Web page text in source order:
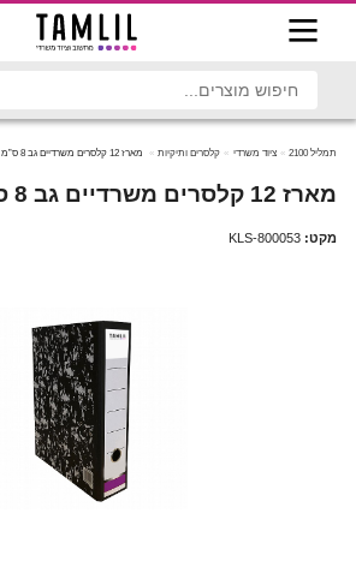
תמליל 2100 ציוד משרדי קלסרים ותיקיות מארז 12 קלסרים משרדיים גב 8 ס”מ מנומר
מארז 12 קלסרים משרדיים גב 8 ס”מ מנומר
מקט: KLS-800053